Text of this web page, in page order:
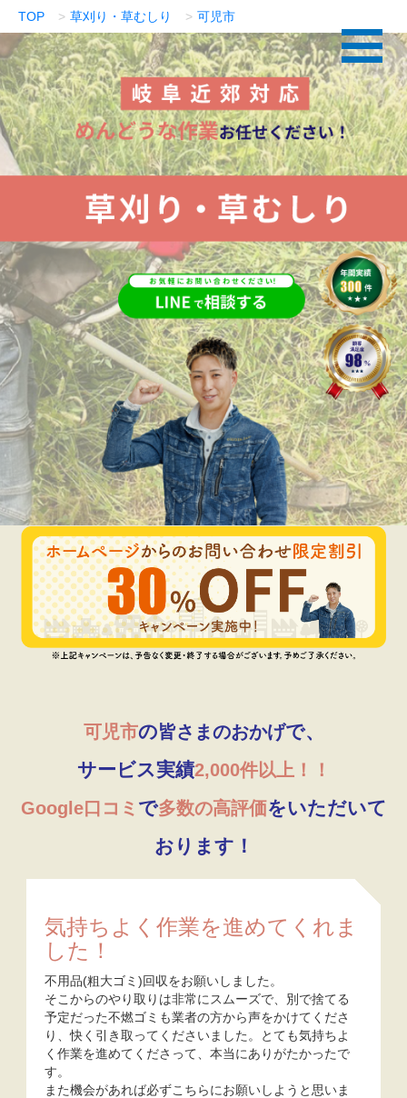
TOP 草刈り・草むしり 可児市
可児市の皆さまのおかげで、
サービス実績2,000件以上！！
Google口コミ で多数の高評価をいただいて
おります！
気持ちよく作業を進めてくれま
した！
不用品(粗大ゴミ)回収をお願いしました。
そこからのやり取りは非常にスムーズで、別で捨てる
予定だった不燃ゴミも業者の方から声をかけてくださ
り、快く引き取ってくださいました。とても気持ちよ
く作業を進めてくださって、本当にありがたかったで
す。
また機会があれば必ずこちらにお願いしようと思いま